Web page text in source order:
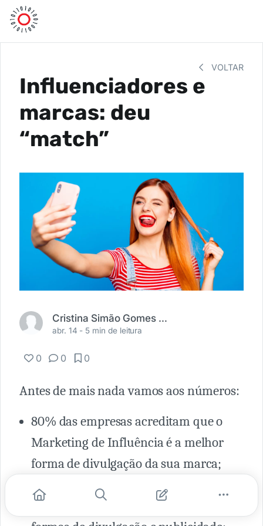
VOLTAR
Influenciadores e
marcas: deu
“match”
Cristina Simão Gomes de Oliveira
abr. 14 - 5 min de leitura
0 0 0
Antes de mais nada vamos aos números:
80% das empresas acreditam que o
Marketing de Influência é a melhor
forma de divulgação da sua marca;
89% do ROI do Marketing de